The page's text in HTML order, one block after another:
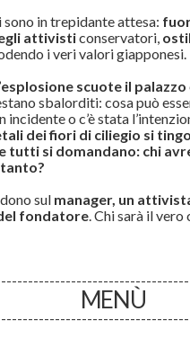
in trepidante attesa:
attivisticonservatori,
i veri valori giapponesi.
scuote il palazzo
sbalorditi: cosa può
o c’è stata
dei fiori di ciliegio si
tutti si domandano: chi
sul manager, un
fondatore. Chi sarà il vero
MENÙ